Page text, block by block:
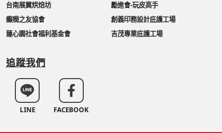
台南展翼烘焙坊
勵進會-玩皮高手
癲癇之友協會
創義印務設計庇護工場
蓮心園社會福利基金會
吉茂專業庇護工場
追蹤我們
LINE FACEBOOK